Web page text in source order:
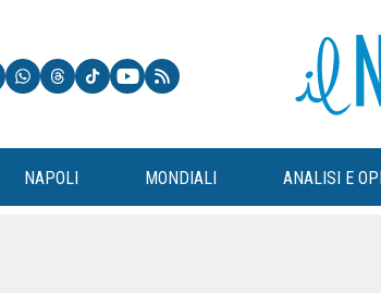
NAPOLI MONDIALI ANALISI E